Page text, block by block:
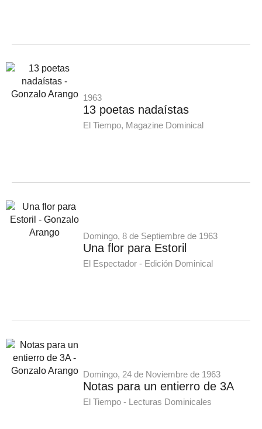
1963
13 poetas nadaístas
El Tiempo, Magazine Dominical
Domingo, 8 de Septiembre de 1963
Una flor para Estoril
El Espectador - Edición Dominical
Domingo, 24 de Noviembre de 1963
Notas para un entierro de 3A
El Tiempo - Lecturas Dominicales